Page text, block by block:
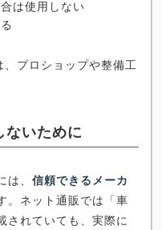
は使用しない
プロショップや整備工
ないために
、 信頼できるメーカ
。ネット通販では「車
されていても、実際に